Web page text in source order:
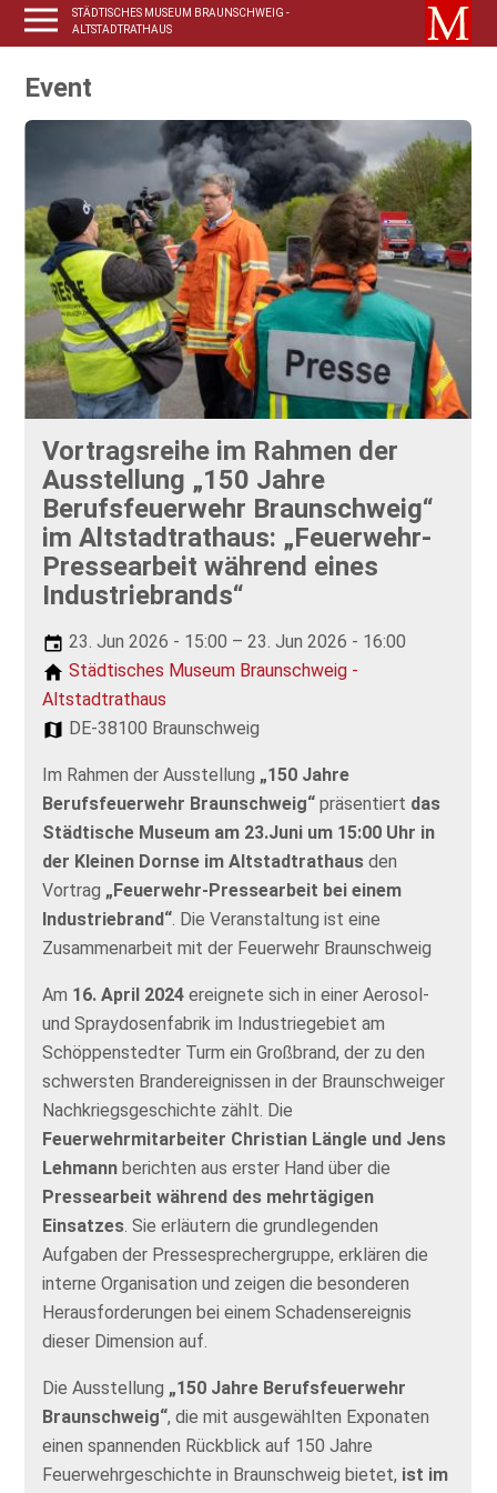
STÄDTISCHES MUSEUM BRAUNSCHWEIG -
ALTSTADTRATHAUS
Event
Vortragsreihe im Rahmen der
Ausstellung „150 Jahre
Berufsfeuerwehr Braunschweig“
im Altstadtrathaus: „Feuerwehr-
Pressearbeit während eines
Industriebrands“
23. Jun 2026 - 15:00 – 23. Jun 2026 - 16:00
Städtisches Museum Braunschweig -
Altstadtrathaus
DE-38100 Braunschweig
Im Rahmen der Ausstellung „150 Jahre
Berufsfeuerwehr Braunschweig“ präsentiert das
Städtische Museum am 23.Juni um 15:00 Uhr in
der Kleinen Dornse im Altstadtrathaus den
Vortrag „Feuerwehr-Pressearbeit bei einem
Industriebrand“. Die Veranstaltung ist eine
Zusammenarbeit mit der Feuerwehr Braunschweig
Am 16. April 2024 ereignete sich in einer Aerosol-
und Spraydosenfabrik im Industriegebiet am
Schöppenstedter Turm ein Großbrand, der zu den
schwersten Brandereignissen in der Braunschweiger
Nachkriegsgeschichte zählt. Die
Feuerwehrmitarbeiter Christian Längle und Jens
Lehmann berichten aus erster Hand über die
Pressearbeit während des mehrtägigen
Einsatzes. Sie erläutern die grundlegenden
Aufgaben der Pressesprechergruppe, erklären die
interne Organisation und zeigen die besonderen
Herausforderungen bei einem Schadensereignis
dieser Dimension auf.
Die Ausstellung „150 Jahre Berufsfeuerwehr
Braunschweig“, die mit ausgewählten Exponaten
einen spannenden Rückblick auf 150 Jahre
Feuerwehrgeschichte in Braunschweig bietet, ist im